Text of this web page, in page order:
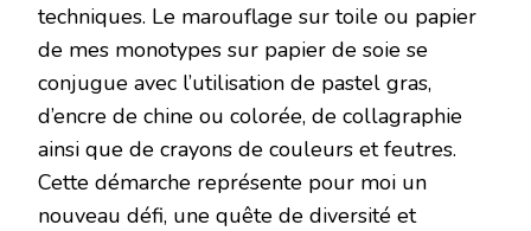
techniques. Le marouflage sur toile ou papier
de mes monotypes sur papier de soie se
conjugue avec l’utilisation de pastel gras,
d’encre de chine ou colorée, de collagraphie
ainsi que de crayons de couleurs et feutres.
Cette démarche représente pour moi un
nouveau défi, une quête de diversité et